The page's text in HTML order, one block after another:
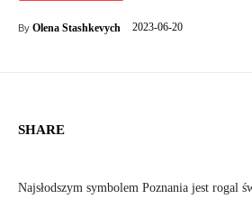
By Olena Stashkevych 2023-06-20
SHARE
Najsłodszym symbolem Poznania jest rogal